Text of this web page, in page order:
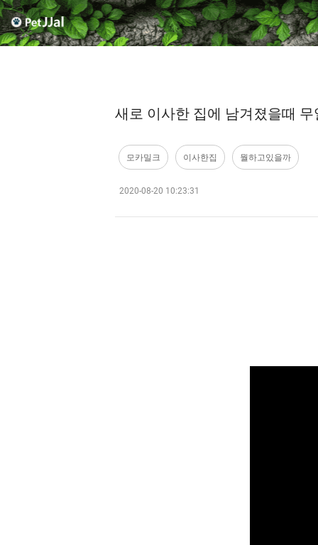
새로 이사한 집에 남겨졌을때
모카밀크 이사한집 뭘하고있을까
2020-08-20 10:23:31